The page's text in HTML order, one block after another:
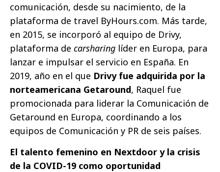
comunicación, desde su nacimiento, de la
plataforma de travel ByHours.com. Más tarde,
en 2015, se incorporó al equipo de Drivy,
plataforma de carsharing líder en Europa, para
lanzar e impulsar el servicio en España. En
2019, año en el que Drivy fue adquirida por la
norteamericana Getaround, Raquel fue
promocionada para liderar la Comunicación de
Getaround en Europa, coordinando a los
equipos de Comunicación y PR de seis países.
El talento femenino en Nextdoor y la crisis
de la COVID-19 como oportunidad